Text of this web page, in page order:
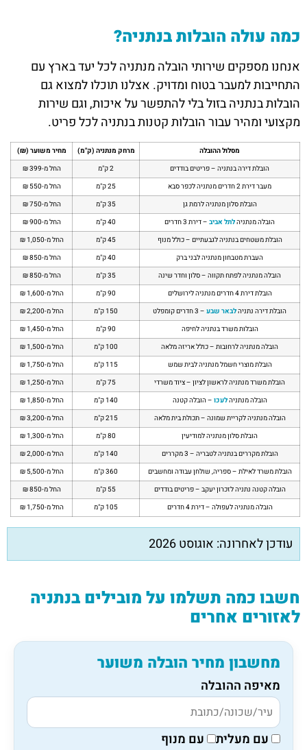
כמה עולה הובלות בנתניה?
אנחנו מספקים שירותי הובלה מנתניה לכל יעד בארץ עם
התחייבות למעבר בטוח ומדויק. אצלנו תוכלו למצוא גם
הובלות בנתניה בזול בלי להתפשר על איכות, וגם שירות
מקצועי ומהיר עבור הובלות קטנות בנתניה לכל פריט.
מסלול ההובלה מרחק מנתניה (ק"מ)
מחיר משוער (₪)
הובלת דירה בנתניה – פריטים בודדים
2 ק"מ
החל מ-399 ₪
מעבר דירת 2 חדרים מנתניה לכפר סבא
25 ק"מ
החל מ-550 ₪
הובלת סלון מנתניה לרמת גן
35 ק"מ
החל מ-750 ₪
הובלה מנתניהלתל אביב – דירת 3 חדרים 40 ק"מ
החל מ-900 ₪
הובלת משטחים בנתניה לגבעתיים – כולל מנוף
45 ק"מ
החל מ-1,050 ₪
העברת מטבחון מנתניה לבני ברק
40 ק"מ
החל מ-850 ₪
הובלה מנתניה לפתח תקווה – סלון וחדר שינה
35 ק"מ
החל מ-850 ₪
הובלת דירת 4 חדרים מנתניה לירושלים
90 ק"מ
החל מ-1,600 ₪
הובלת דירה נתניהלבאר שבע – 3 חדרים קומפלט 150 ק"מ
החל מ-2,200 ₪
הובלות משרד בנתניה לחיפה
90 ק"מ
החל מ-1,450 ₪
הובלה מנתניה לרחובות – כולל אריזה מלאה
100 ק"מ
החל מ-1,500 ₪
הובלת מוצרי חשמל מנתניה לבית שמש
115 ק"מ
החל מ-1,750 ₪
הובלת משרד מנתניה לראשון לציון – ציוד משרדי
75 ק"מ
החל מ-1,250 ₪
הובלה מנתניהלעכו – הובלה קטנה 140 ק"מ
החל מ-1,850 ₪
הובלה מנתניה לקריית שמונה – תכולת בית מלאה
215 ק"מ
החל מ-3,200 ₪
הובלת סלון מנתניה למודיעין
80 ק"מ
החל מ-1,300 ₪
הובלת מקררים בנתניה לטבריה – 3 מקררים
140 ק"מ
החל מ-2,000 ₪
הובלת משרד לאילת – ספריה, שולחן עבודה ומחשבים
360 ק"מ
החל מ-5,500 ₪
הובלה קטנה נתניה לזכרון יעקב – פריטים בודדים
55 ק"מ
החל מ-850 ₪
הובלה מנתניה לעפולה – דירת 4 חדרים
105 ק"מ החל מ-1,750 ₪
עודכן לאחרונה: אוגוסט 2026
חשבו כמה תשלמו על מובילים בנתניה
לאזורים אחרים
מחשבון מחיר הובלה משוער
מאיפה ההובלה
עם מעלית
עם מנוף